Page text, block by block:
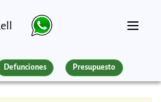
Defunciones Presupuesto